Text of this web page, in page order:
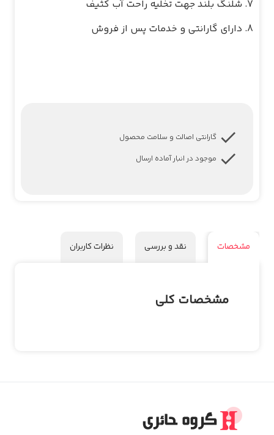
گارانتی اصالت و سلامت محصول
موجود در انبار آماده ارسال
مشخصات نقد و بررسی نظرات کاربران
مشخصات کلی